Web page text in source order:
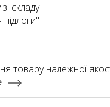
складу
товару належної